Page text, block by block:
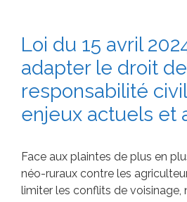
Loi du 15 avril
adapter le droit
responsabilité
enjeux actuels et
Face aux plaintes de plus en
néo-ruraux contre les
limiter les conflits de